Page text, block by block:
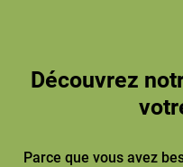
Découvrez
Parce que vous avez